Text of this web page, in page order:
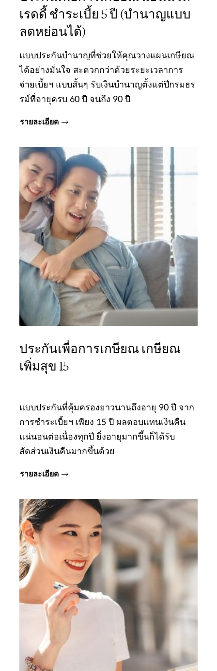
เรดดี้ ชำระเบี้ย 5 ปี (บำนาญแบบ
ลดหย่อนได้)
แบบประกันบำนาญที่ช่วยให้คุณวางแผนเกษียณ
ได้อย่างมั่นใจ สะดวกกว่าด้วยระยะเวลาการ
จ่ายเบี้ยฯ แบบสั้นๆ รับเงินบำนาญตั้งแต่ปีกรมธร
รม์ที่อายุครบ 60 ปี จนถึง 90 ปี
รายละเอียด
ประกันเพื่อการเกษียณ เกษียณ
เพิ่มสุข 15
แบบประกันที่คุ้มครองยาวนานถึงอายุ 90 ปี จาก
การชำระเบี้ยฯ เพียง 15 ปี ผลตอบแทนเงินคืน
แน่นอนต่อเนื่องทุกปี ยิ่งอายุมากขึ้นก็ได้รับ
สัดส่วนเงินคืนมากขึ้นด้วย
รายละเอียด